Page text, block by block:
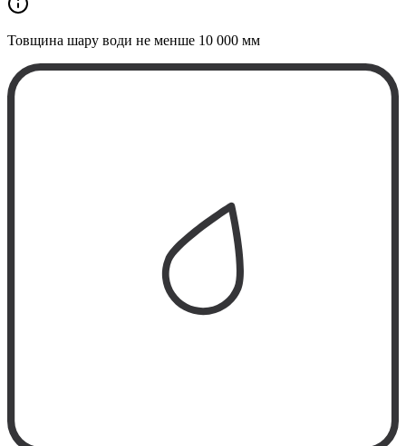
Товщина шару води не менше 10 000 мм